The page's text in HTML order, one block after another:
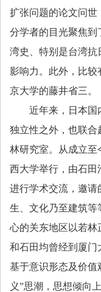
扩张问题的论文问世
分学者的目光聚焦到
湾史、特别是台湾抗
影响力。此外，比较
京大学的藤井省三。
近年来，日本国
独立性之外，也联
林研究室。从成立至
西大学举行，由石田
进行学术交流，邀请
生、文化乃至建筑等
心的关东地区以若林
和石田均曾经到厦门
基于意识形态及价值
义”思潮，思想倾向